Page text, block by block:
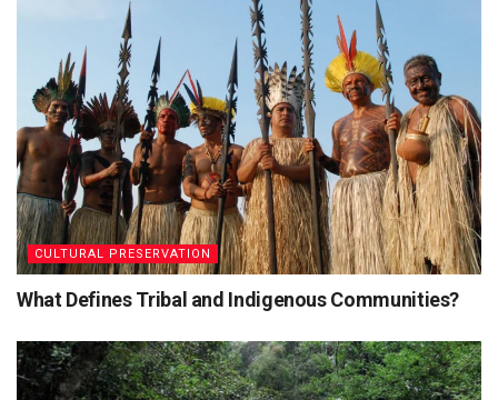
CULTURAL PRESERVATION
What Defines Tribal and Indigenous Communities?